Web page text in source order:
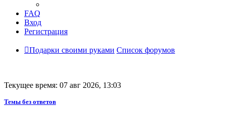
FAQ
Вход
Регистрация
Подарки своими руками Список форумов
Текущее время: 07 авг 2026, 13:03
Темы без ответов